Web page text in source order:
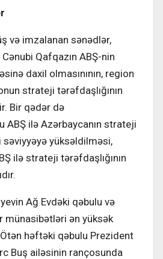
və imzalanan sənədlər,
Qafqazın ABŞ-nin
daxil olmasınının, region
strateji tərəfdaşlığının
Bir qədər də
ABŞ ilə Azərbaycanın strateji
səviyyəyə yüksəldilməsi,
ilə strateji tərəfdaşlığının
Ağ Evdəki qəbulu və
münasibətləri ən yüksək
Ötən həftəki qəbulu Prezident
Buş ailəsinin rançosunda